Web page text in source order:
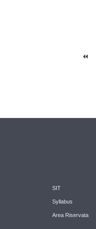
SIT
Syllabus
Area Riservata